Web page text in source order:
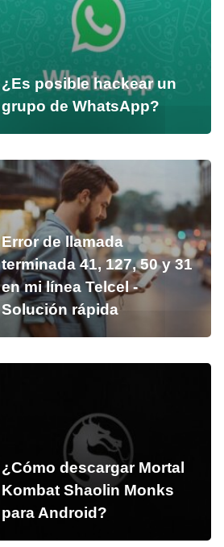
¿Es posible hackear un
grupo de WhatsApp?
Error de llamada
terminada 41, 127, 50 y 31
en mi línea Telcel -
Solución rápida
¿Cómo descargar Mortal
Kombat Shaolin Monks
para Android?